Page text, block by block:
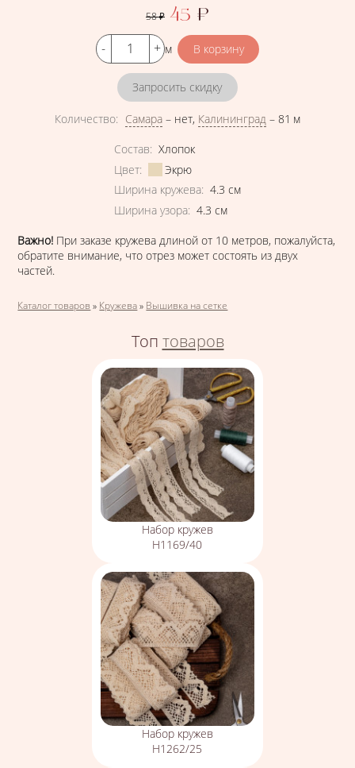
Цена
58 ₽ 45 ₽
Кол-во м
Запросить скидку
Количество: Самара– нет, Калининград– 81 м
Характеристики
Состав: Хлопок
Цвет:
Экрю
Ширина кружева: 4.3 см
Ширина узора: 4.3 см
Важно! При заказе кружева длиной от 10 метров, пожалуйста,
обратите внимание, что отрез может состоять из двух
частей.
Вы здесь
Каталог товаров » Кружева » Вышивка на сетке
Топ товаров
Набор кружев
Н1169/40
Набор кружев
Н1262/25